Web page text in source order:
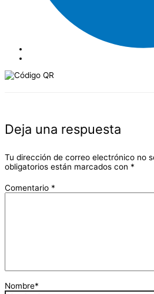
Deja una respuesta
Tu dirección de correo electrónico no
obligatorios están marcados con *
Comentario *
Nombre*